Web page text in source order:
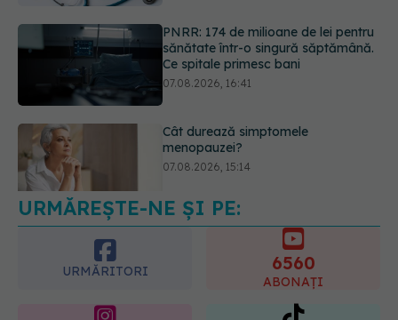
Cât durează simptomele
menopauzei?
07.08.2026, 15:14
EXCLUSIV Cancerele care pot fi
prevenite. Dr. Sorin Bogdan
(SANADOR): Au metode de
prevenție
URMĂREȘTE-NE ȘI PE:
URMĂRITORI 6560
ABONAȚI